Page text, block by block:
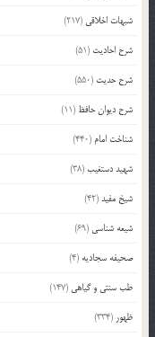
شبهات اخلاقی (217)
شرح احادیث (51)
شرح حدیث (550)
شرح دیوان حافظ (11)
شناخت امام (440)
شهید دستغیب(38)
شیخ مفید(42)
شیعه شناسی (69)
صحیفه سجادیه (4)
طب سنتی و گیاهی (147)
ظهور (334)